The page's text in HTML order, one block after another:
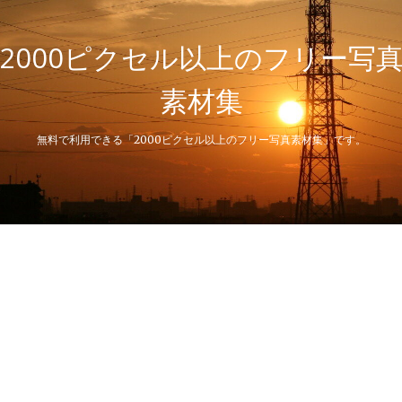
ピクセル以上のフリー写
素材集
無料で利用できる「2000ピクセル以上のフリー写真素材集」です。